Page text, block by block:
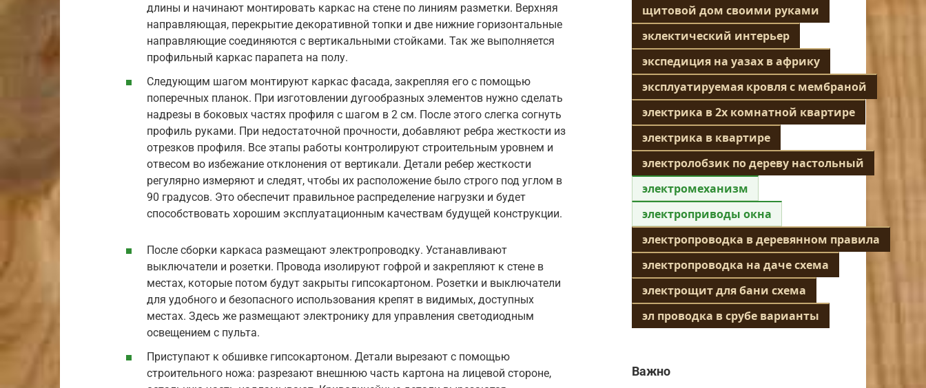
длины и начинают монтировать каркас на стене по линиям разметки. Верхняя
направляющая, перекрытие декоративной топки и две нижние горизонтальные
направляющие соединяются с вертикальными стойками. Так же выполняется
профильный каркас парапета на полу.
Следующим шагом монтируют каркас фасада, закрепляя его с помощью
поперечных планок. При изготовлении дугообразных элементов нужно сделать
надрезы в боковых частях профиля с шагом в 2 см. После этого слегка согнуть
профиль руками. При недостаточной прочности, добавляют ребра жесткости из
отрезков профиля. Все этапы работы контролируют строительным уровнем и
отвесом во избежание отклонения от вертикали. Детали ребер жесткости
регулярно измеряют и следят, чтобы их расположение было строго под углом в
90 градусов. Это обеспечит правильное распределение нагрузки и будет
способствовать хорошим эксплуатационным качествам будущей конструкции.
После сборки каркаса размещают электропроводку. Устанавливают
выключатели и розетки. Провода изолируют гофрой и закрепляют к стене в
местах, которые потом будут закрыты гипсокартоном. Розетки и выключатели
для удобного и безопасного использования крепят в видимых, доступных
местах. Здесь же размещают электронику для управления светодиодным
освещением с пульта.
Приступают к обшивке гипсокартоном. Детали вырезают с помощью
строительного ножа: разрезают внешнюю часть картона на лицевой стороне,
щитовой дом своими руками
эклектический интерьер
экспедиция на уазах в африку
эксплуатируемая кровля с мембраной
электрика в 2х комнатной квартире
электрика в квартире
электролобзик по дереву настольный
электромеханизм
электроприводы окна
электропроводка в деревянном правила
электропроводка на даче схема
электрощит для бани схема
эл проводка в срубе варианты
Важно